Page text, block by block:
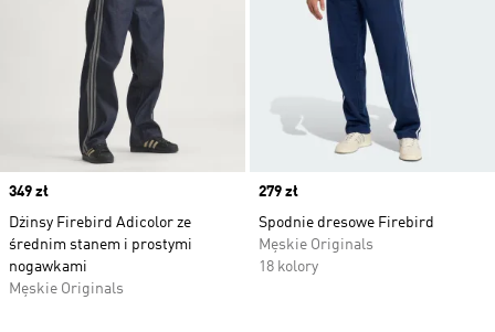
Price
349 zł
Dżinsy Firebird Adicolor ze
średnim stanem i prostymi
nogawkami
Męskie Originals
Price
279 zł
Spodnie dresowe Firebird
Męskie Originals
18 kolory